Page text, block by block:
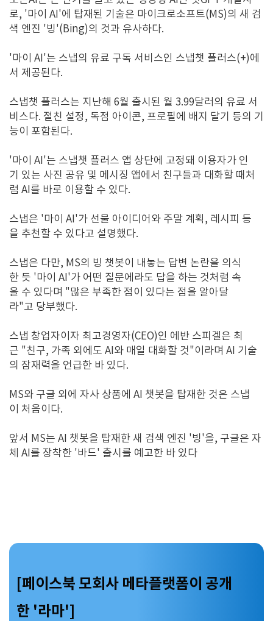
로, '마이 AI'에 탑재된 기술은 마이크로소프트(MS)의 새 검
색 엔진 '빙'(Bing)의 것과 유사하다.
'마이 AI'는 스냅의 유료 구독 서비스인 스냅챗 플러스(+)에
서 제공된다.
스냅챗 플러스는 지난해 6월 출시된 월 3.99달러의 유료 서
비스다. 절친 설정, 독점 아이콘, 프로필에 배지 달기 등의 기
능이 포함된다.
'마이 AI'는 스냅챗 플러스 앱 상단에 고정돼 이용자가 인
기 있는 사진 공유 및 메시징 앱에서 친구들과 대화할 때처
럼 AI를 바로 이용할 수 있다.
스냅은 '마이 AI'가 선물 아이디어와 주말 계획, 레시피 등
을 추천할 수 있다고 설명했다.
스냅은 다만, MS의 빙 챗봇이 내놓는 답변 논란을 의식
한 듯 '마이 AI'가 어떤 질문에라도 답을 하는 것처럼 속
을 수 있다며 "많은 부족한 점이 있다는 점을 알아달
라"고 당부했다.
스냅 창업자이자 최고경영자(CEO)인 에반 스피겔은 최
근 "친구, 가족 외에도 AI와 매일 대화할 것"이라며 AI 기술
의 잠재력을 언급한 바 있다.
MS와 구글 외에 자사 상품에 AI 챗봇을 탑재한 것은 스냅
이 처음이다.
앞서 MS는 AI 챗봇을 탑재한 새 검색 엔진 '빙'을, 구글은 자
체 AI를 장착한 '바드' 출시를 예고한 바 있다
[페이스북 모회사 메타플랫폼이 공개
한 '라마']